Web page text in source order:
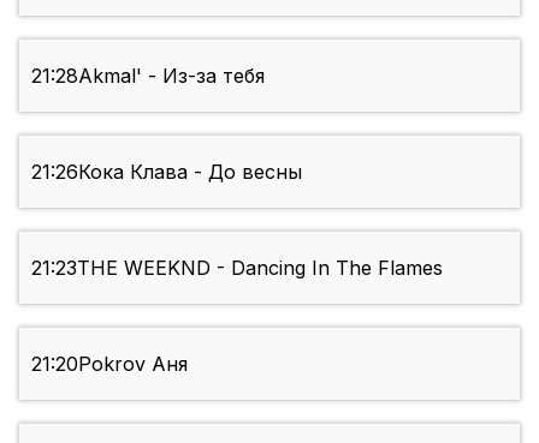
21:28Akmal' - Из-за тебя
21:26Кока Клава - До весны
21:23THE WEEKND - Dancing In The Flames
21:20Pokrov Аня